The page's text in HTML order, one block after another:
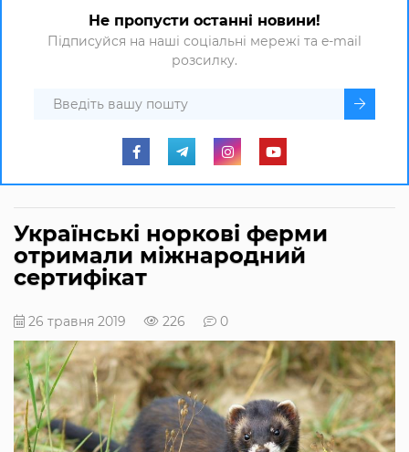
Не пропусти останні новини!
Підписуйся на наші соціальні мережі та e-mail
розсилку.
Українські норкові ферми
отримали міжнародний
сертифікат
26 травня 2019 226 0